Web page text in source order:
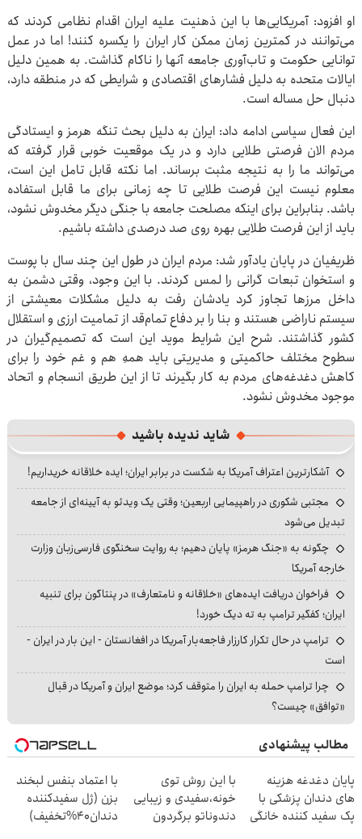
او افزود: آمریکایی‌ها با این ذهنیت علیه ایران اقدام نظامی کردند که
می‌توانند در کمترین زمان ممکن کار ایران را یکسره کنند! اما در عمل
توانایی حکومت و تاب‌آوری جامعه آنها را ناکام گذاشت. به همین دلیل
ایالات متحده به دلیل فشارهای اقتصادی و شرایطی که در منطقه دارد،
دنبال حل مساله است.
این فعال سیاسی ادامه داد: ایران به دلیل بحث تنگه هرمز و ایستادگی
مردم الان فرصتی طلایی دارد و در یک موقعیت خوبی قرار گرفته که
می‌تواند ما را به نتیجه مثبت برساند. اما نکته قابل تامل این است،
معلوم نیست این فرصت طلایی تا چه زمانی برای ما قابل استفاده
باشد. بنابراین برای اینکه مصلحت جامعه با جنگی دیگر مخدوش نشود،
باید از این فرصت طلایی بهره روی صد درصدی داشته باشیم.
ظریفیان در پایان یادآور شد: مردم ایران در طول این چند سال با پوست
و استخوان تبعات گرانی را لمس کردند. با این وجود، وقتی دشمن به
داخل مرزها تجاوز کرد یادشان رفت به دلیل مشکلات معیشتی از
سیستم ناراضی هستند و بنا را بر دفاع تمام‌قد از تمامیت ارزی و استقلال
کشور گذاشتند. شرح این شرایط موید این است که تصمیم‌گیران در
سطوح مختلف حاکمیتی و مدیریتی باید همهِ هم و غم خود را برای
کاهش دغدغه‌های مردم به کار بگیرند تا از این طریق انسجام و اتحاد
موجود مخدوش نشود.
شاید ندیده باشید
آشکارترین اعتراف آمریکا به شکست در برابر ایران؛ ایده خلاقانه خریداریم!
مجتبی شکوری در راهپیمایی اربعین؛ وقتی یک ویدئو به آیینه‌ای از جامعه
تبدیل می‌شود
چگونه به «جنگ هرمز» پایان دهیم؛ به روایت سخنگوی فارسی‌زبان وزارت
خارجه آمریکا
فراخوان دریافت ایده‌های «خلاقانه و نامتعارف» در پنتاگون برای تنبیه
ایران؛ کفگیر ترامپ به ته دیگ خورد!
ترامپ در حال تکرار کارزار فاجعه‌بار آمریکا در افغانستان - این بار در ایران -
است
چرا ترامپ حمله به ایران را متوقف کرد؛ موضع ایران و آمریکا در قبال
«توافق» چیست؟
مطالب پیشنهادی
پایان دغدغه هزینه
های دندان پزشکی با
پک سفید کننده خانگی
با این روش توی
خونه،سفیدی و زیبایی
دندوناتو برگردون
با اعتماد بنفس لبخند
بزن (ژل سفیدکننده
دندان40%تخفیف)